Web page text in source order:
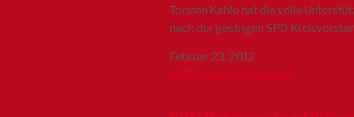
Torsten Kahlo hat die volle
nach der gestrigen SPD
Februar 23, 2012
SPD Biederitz-Gerwisch